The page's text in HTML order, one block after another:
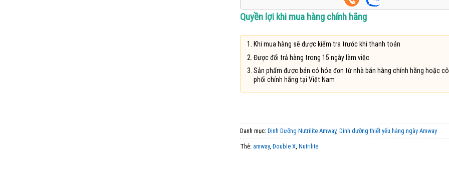
Quyền lợi khi mua hàng chính hãng
Khi mua hàng sẽ được kiểm tra trước khi thanh toán
Được đổi trả hàng trong 15 ngày làm việc
Sản phẩm được bán có hóa đơn từ nhà bán hàng chính hãng hoặc
phối chính hãng tại Việt Nam
Danh mục: Dinh Dưỡng Nutrilite Amway, Dinh dưỡng thiết yếu hàng ngày Amway
Thẻ: amway, Double X, Nutrilite